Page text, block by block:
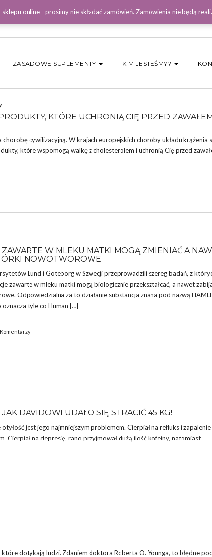
ZASADOWE SUPLEMENTY KIM JESTEŚMY?
KTÓRE UCHRONIĄ CIĘ PRZED ZAWAŁEM
cywilizacyjną. W krajach europejskich choroby układu krążenia
które wspomogą walkę z cholesterolem i uchronią Cię przed
ZAWARTE W MLEKU MATKI MOGĄ ZMIENIAĆ A
NOWOTWOROWE
Lund i Göteborg w Szwecji przeprowadzili szereg badań, z
zawarte w mleku matki mogą biologicznie przekształcać, a nawet
Odpowiedzialna za to działanie substancja znana pod nazwą
oznacza tyle co Human […]
Komentarzy
JAK DAVIDOWI UDAŁO SIĘ STRACIĆ 45 KG!
jest jego najmniejszym problemem. Cierpiał na refluks i zapalenie
Cierpiał na depresję, rano przyjmował dużą ilość kofeiny, natomiast
dotykają ludzi. Zdaniem doktora Roberta O. Younga, to błędne
online - prosimy nie składać zamówień. Zamówienia nie będą